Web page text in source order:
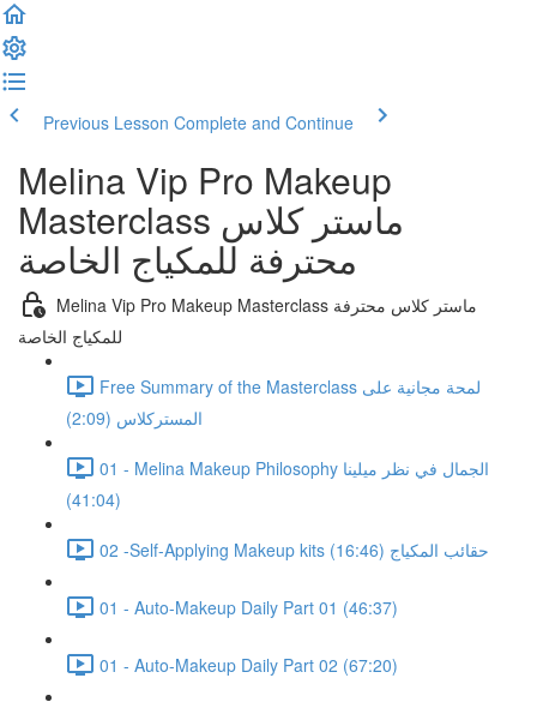
Previous Lesson Complete and Continue
Melina Vip Pro Makeup
Masterclass ماستر كلاس
محترفة للمكياج الخاصة
Melina Vip Pro Makeup Masterclass ماستر كلاس محترفة
للمكياج الخاصة
Free Summary of the Masterclass لمحة مجانية على
المستركلاس (2:09)
01 - Melina Makeup Philosophy الجمال في نظر ميلينا
(41:04)
02 -Self-Applying Makeup kits حقائب المكياج (16:46)
01 - Auto-Makeup Daily Part 01 (46:37)
01 - Auto-Makeup Daily Part 02 (67:20)